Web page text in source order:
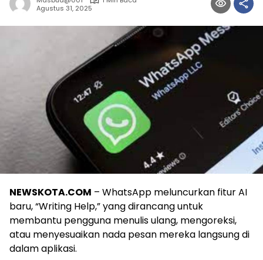
Agustus 31, 2025
NEWSKOTA.COM – WhatsApp meluncurkan fitur AI
baru, “Writing Help,” yang dirancang untuk
membantu pengguna menulis ulang, mengoreksi,
atau menyesuaikan nada pesan mereka langsung di
dalam aplikasi.